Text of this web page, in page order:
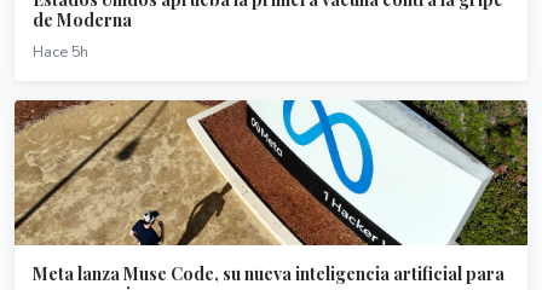
de Moderna
Hace 5h
Meta lanza Muse Code, su nueva inteligencia artificial para